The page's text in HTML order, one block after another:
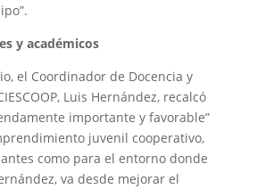
y académicos
el Coordinador de Docencia y
Luis Hernández, recalcó
importante y favorable”
juvenil cooperativo,
como para el entorno donde
va desde mejorar el